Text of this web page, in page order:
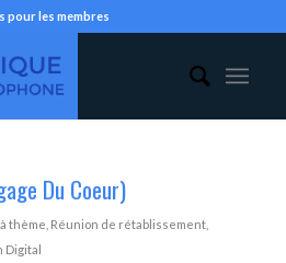
pour les membres
Du Coeur)
thème Réunion de rétablissement,
Digital